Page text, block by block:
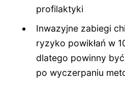
profilaktyki
Inwazyjne zabiegi
ryzyko powikłań w
dlatego powinny
po wyczerpaniu